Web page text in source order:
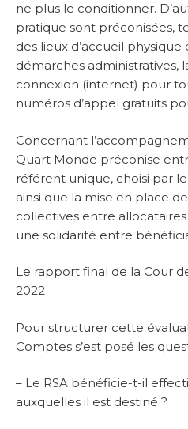
ne plus le conditionner.
pratique sont préconisées,
des lieux d’accueil
démarches administratives,
connexion (internet) pour
numéros d’appel gratuits
Concernant
Quart Monde préconise
référent unique, choisi par
ainsi que la mise en place
collectives entre
une solidarité entre
Le rapport final de la Cour
2022
Pour structurer cette
Comptes s’est posé les
– Le RSA bénéficie-t-il
auxquelles il est destiné ?